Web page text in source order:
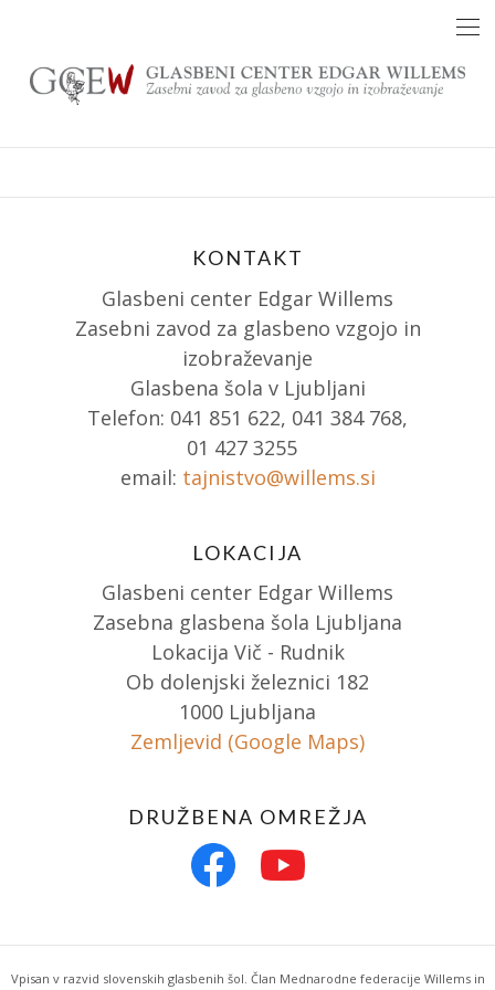
content
KONTAKT
Glasbeni center Edgar Willems
Zasebni zavod za glasbeno vzgojo in
izobraževanje
Glasbena šola v Ljubljani
Telefon: 041 851 622, 041 384 768,
01 427 3255
email: tajnistvo@willems.si
LOKACIJA
Glasbeni center Edgar Willems
Zasebna glasbena šola Ljubljana
Lokacija Vič - Rudnik
Ob dolenjski železnici 182
1000 Ljubljana
Zemljevid (Google Maps)
DRUŽBENA OMREŽJA
Vpisan v razvid slovenskih glasbenih šol. Član Mednarodne federacije Willems in